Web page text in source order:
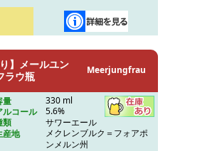
】メールユン
ラウ瓶
Meerjungfrau
量
330 ml
ルコール
5.6%
類
サワーエール
産地
メクレンブルク＝フォアポ
ンメルン州